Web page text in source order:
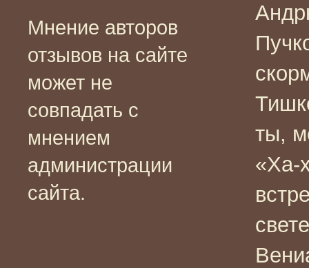
Мнение авторов
отзывов на сайте
может не
совпадать с
мнением
администрации
сайта.
ты,
«Ха-